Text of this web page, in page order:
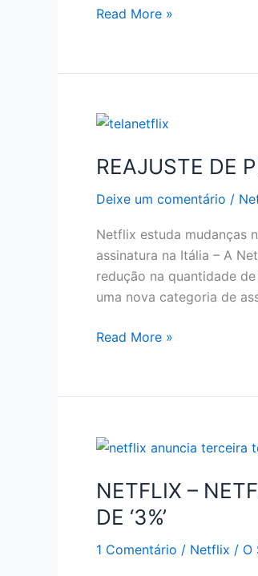
SE
PRÓXIMA
DE
THINGS
Read More »
REAJUSTE DE
Deixe um comentário /
Netflix estuda mudanças
assinatura na Itália – A
redução na quantidade
uma nova categoria de
REAJUSTE
NO
Read More »
NETFLIX –
DE ‘3%’
1 Comentário / Netflix / O